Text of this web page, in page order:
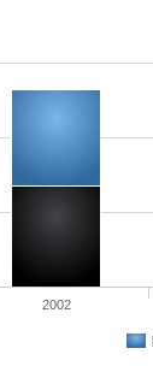
2002